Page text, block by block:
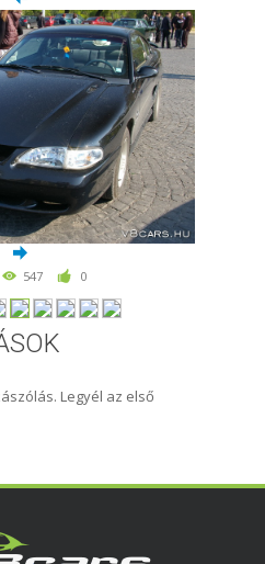
547 0
Legyél az első